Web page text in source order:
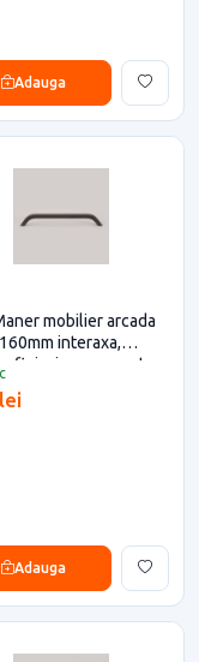
Adauga
mobilier arcada
interaxa,
finisaj negru pentru
Adauga